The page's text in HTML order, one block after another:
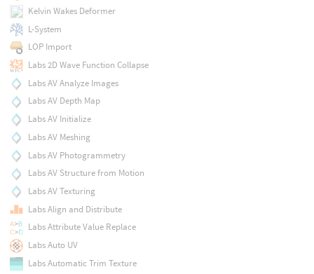
Kelvin Wakes Deformer
L-System
LOP Import
Labs 2D Wave Function Collapse
Labs AV Analyze Images
Labs AV Depth Map
Labs AV Initialize
Labs AV Meshing
Labs AV Photogrammetry
Labs AV Structure from Motion
Labs AV Texturing
Labs Align and Distribute
Labs Attribute Value Replace
Labs Auto UV
Labs Automatic Trim Texture